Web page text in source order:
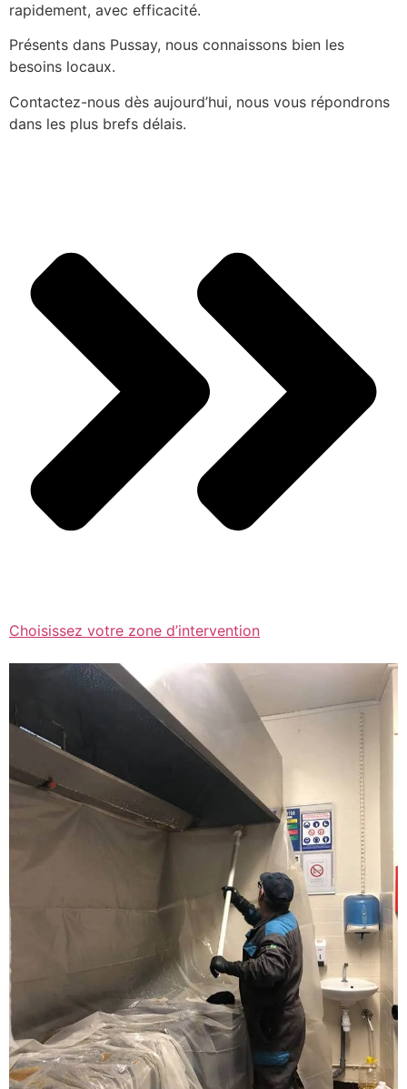
rapidement, avec efficacité.
Présents dans Pussay, nous connaissons bien les
besoins locaux.
Contactez-nous dès aujourd’hui, nous vous répondrons
dans les plus brefs délais.
Choisissez votre zone d’intervention